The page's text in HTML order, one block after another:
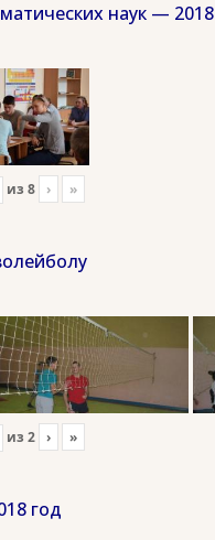
наук — 2018
из 8 › »
из 2 › »
год